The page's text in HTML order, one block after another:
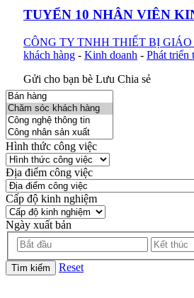
TUYỂN 10 NHÂN VIÊN
CÔNG TY TNHH THIẾT BỊ
khách hàng - Kinh doanh - Phát triển
Gửi cho bạn bè Lưu Chia sẻ
Hình thức công việc
Địa điểm công việc
Cấp độ kinh nghiệm
Ngày xuất bản
Tìm kiếm Reset